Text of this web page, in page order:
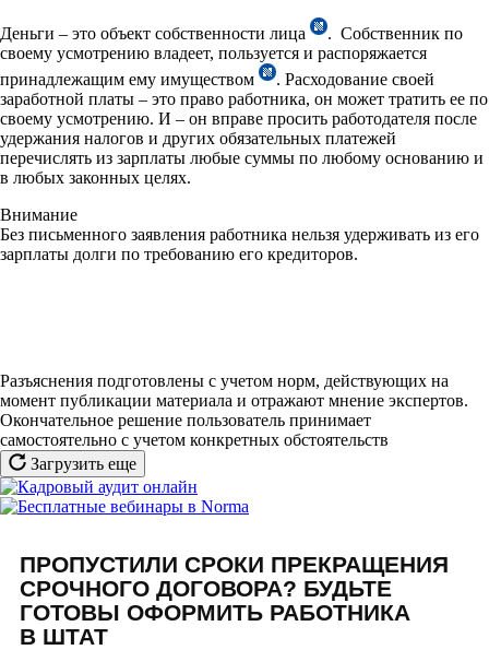
Деньги – это объект собственности лица
. Собственник по
своему усмотрению владеет, пользуется и распоряжается
принадлежащим ему имуществом
. Расходование своей
заработной платы – это право работника, он может тратить ее по
своему усмотрению. И – он вправе просить работодателя после
удержания налогов и других обязательных платежей
перечислять из зарплаты любые суммы по любому основанию и
в любых законных целях.
Внимание
Без письменного заявления работника нельзя удерживать из его
зарплаты долги по требованию его кредиторов.
Разъяснения подготовлены с учетом норм, действующих на
момент публикации материала и отражают мнение экспертов.
Окончательное решение пользователь принимает
самостоятельно с учетом конкретных обстоятельств
Загрузить еще
ПРОПУСТИЛИ СРОКИ ПРЕКРАЩЕНИЯ
СРОЧНОГО ДОГОВОРА? БУДЬТЕ
ГОТОВЫ ОФОРМИТЬ РАБОТНИКА
В ШТАТ